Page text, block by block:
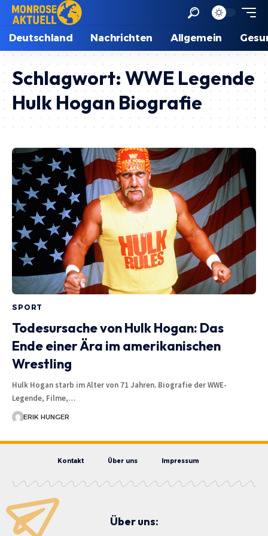
Deutschland Nachrichten Allgemein
Schlagwort:WWE Legende
Hulk Hogan Biografie
SPORT
Todesursache von Hulk Hogan: Das
Ende einer Ära im amerikanischen
Wrestling
Hulk Hogan starb im Alter von 71 Jahren. Biografie der WWE-
Legende, Filme,…
ERIK HUNGER
Kontakt Über uns Impressum
Über uns: